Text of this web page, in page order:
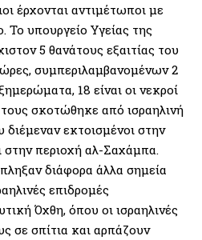
έρχονται αντιμέτωποι με
Το υπουργείο Υγείας της
5 θανάτους εξαιτίας του
ώρες, συμπεριλαμβανομένων 2
18 είναι οι νεκροί
σκοτώθηκε από ισραηλινή
εκτοισμένοι στην
περιοχή αλ-Σαχάμπα.
διάφορα άλλα σημεία
επιδρομές
Όχθη, όπου οι ισραηλινές
σε σπίτια και αρπάζουν